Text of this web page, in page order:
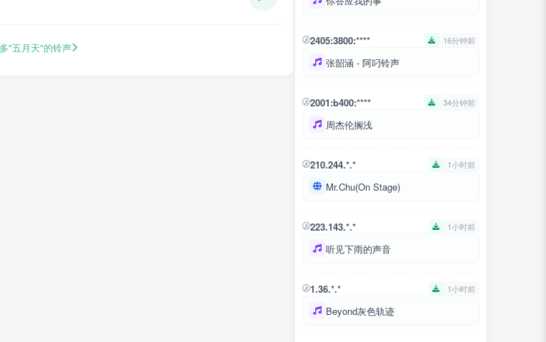
"五月天"的铃声
2405:3800:**** 16分钟前
张韶涵 - 阿叼铃声
2001:b400:**** 34分钟前
周杰伦搁浅
210.244.*.* 1小时前
Mr.Chu(On Stage)
223.143.*.* 1小时前
听见下雨的声音
1.36.*.* 1小时前
Beyond灰色轨迹